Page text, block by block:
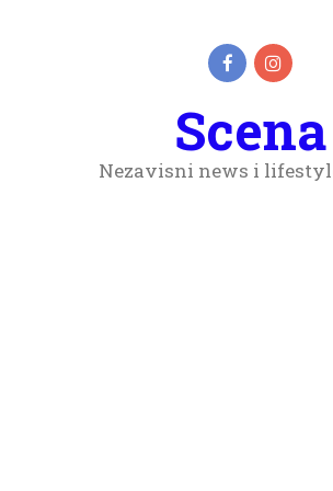
Scena
Nezavisni news i